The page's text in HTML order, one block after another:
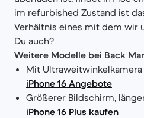
im refurbished Zustand ist
Verhältnis eines mit dem wir
Du auch?
Weitere Modelle bei Back
Mit
iPhone 16 Angebote
Größerer Bildschirm,
iPhone 16 Plus kaufen